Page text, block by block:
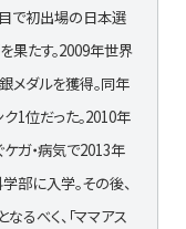
で初出場の日本選
果たす。2009年世界
メダルを獲得。同年
1位だった。2010年
ガ・病気で2013年
部に入学。その後、
るべく、「ママアス